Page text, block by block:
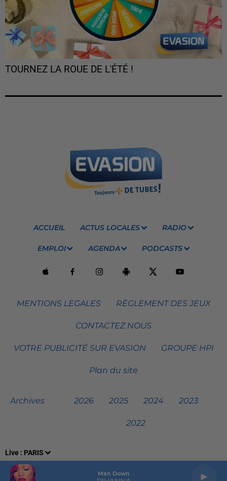
Live : PARIS
Man Down
TOURNEZ LA ROUE DE L'ÉTÉ !
ACCUEIL ACTUS LOCALES RADIO
EMPLOI AGENDA PODCASTS
MENTIONS LEGALES RÈGLEMENT DES JEUX
CONTACTEZ NOUS
VOTRE PUBLICITÉ SUR EVASION GROUPE HPI
Plan du site
Archives 2026 2025 2024 2023
2022